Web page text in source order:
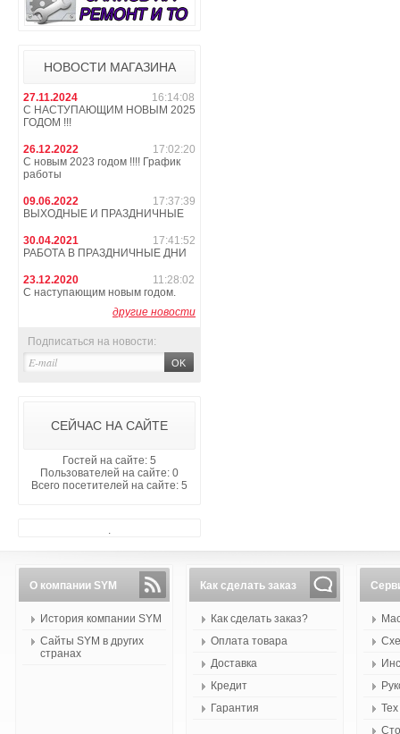
НОВОСТИ МАГАЗИНА
27.11.2024
16:14:08
С НАСТУПАЮЩИМ НОВЫМ 2025
ГОДОМ !!!
26.12.2022
17:02:20
С новым 2023 годом !!!! График
работы
09.06.2022
17:37:39
ВЫХОДНЫЕ И ПРАЗДНИЧНЫЕ
30.04.2021
17:41:52
РАБОТА В ПРАЗДНИЧНЫЕ ДНИ
23.12.2020
11:28:02
С наступающим новым годом.
другие новости
Подписаться на новости:
СЕЙЧАС НА САЙТЕ
Гостей на сайте: 5
Пользователей на сайте: 0
Всего посетителей на сайте: 5
.
О компании SYM
История компании SYM
Сайты SYM в других
странах
Как сделать заказ
Как сделать заказ?
Оплата товара
Доставка
Кредит
Гарантия